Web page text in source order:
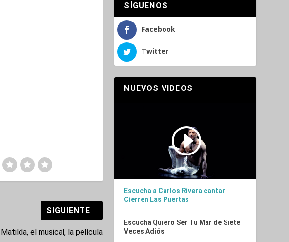
SIGUIENTE
el musical, la película
SÍGUENOS
Facebook
Twitter
NUEVOS VIDEOS
Escucha a Carlos Rivera cantar
Cierren Las Puertas
Escucha Quiero Ser Tu Mar de Siete
Veces Adiós